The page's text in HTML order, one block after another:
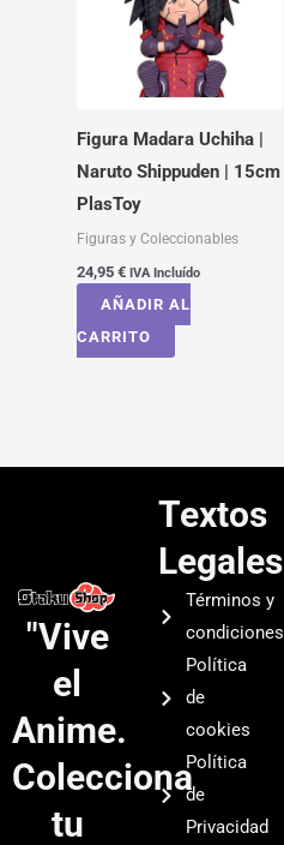
Figura Madara Uchiha |
Naruto Shippuden | 15cm
PlasToy
Figuras y Coleccionables
24,95 € IVA Incluído
AÑADIR AL
CARRITO
"Vive
el
Anime.
Colecciona
tu
Textos
Legales
Términos y
condiciones
Política
de
cookies
Política
de
Privacidad